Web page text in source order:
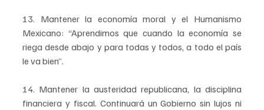
13. Mantener la economía moral y el Humanismo
Mexicano: “Aprendimos que cuando la economía se
riega desde abajo y para todas y todos, a todo el país
le va bien”.
14. Mantener la austeridad republicana, la disciplina
financiera y fiscal. Continuará un Gobierno sin lujos ni